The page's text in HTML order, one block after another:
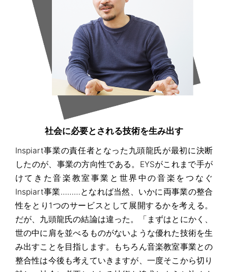
社会に必要とされる技術を生み出す
Inspiart事業の責任者となった九頭龍氏が最初に決断
したのが、事業の方向性である。EYSがこれまで手が
けてきた音楽教室事業と世界中の音楽をつなぐ
Inspiart事業………となれば当然、いかに両事業の整合
性をとり1つのサービスとして展開するかを考える。
だが、九頭龍氏の結論は違った。「まずはとにかく、
世の中に肩を並べるものがないような優れた技術を生
み出すことを目指します。もちろん音楽教室事業との
整合性は今後も考えていきますが、一度そこから切り